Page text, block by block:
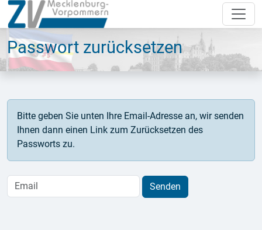
Passwort zurücksetzen
Bitte geben Sie unten Ihre Email-Adresse an, wir senden
Ihnen dann einen Link zum Zurücksetzen des
Passworts zu.
Senden